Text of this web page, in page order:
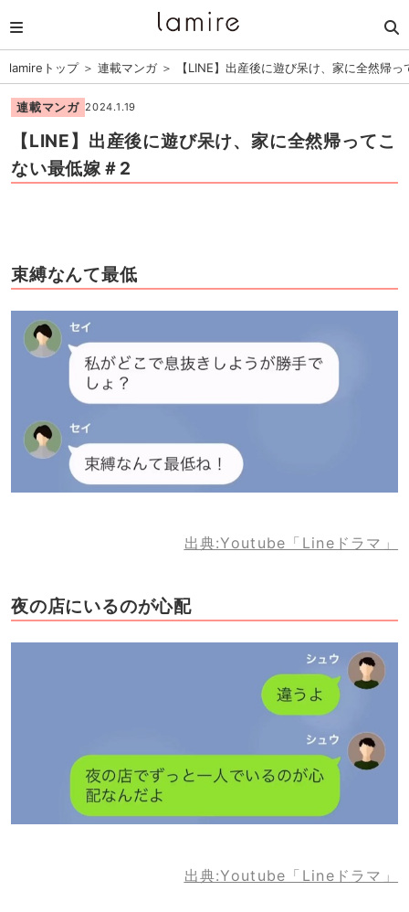
lamireトップ＞ 連載マンガ＞ 【LINE】出産後に遊び呆け、家に全然帰
連載マンガ 2024.1.19
【LINE】出産後に遊び呆け、家に全然帰ってこ
ない最低嫁＃2
束縛なんて最低
出典:Youtube「Lineドラマ」
夜の店にいるのが心配
出典:Youtube「Lineドラマ」